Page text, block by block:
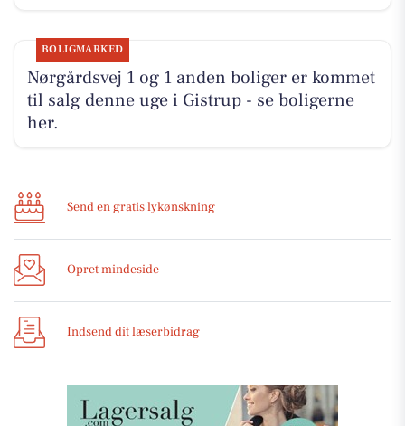
BOLIGMARKED
Nørgårdsvej 1 og 1 anden boliger er kommet
til salg denne uge i Gistrup - se boligerne
her.
Send en gratis lykønskning
Opret mindeside
Indsend dit læserbidrag